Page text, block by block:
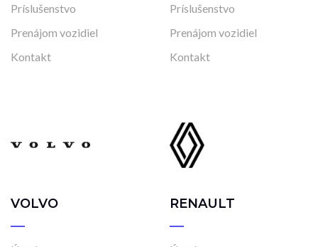
Príslušenstvo
Prenájom vozidiel
Kontakt
Príslušenstvo
Prenájom vozidiel
Kontakt
VOLVO RENAULT